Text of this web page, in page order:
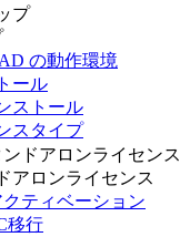
プ
の動作環境
ール
ストール
スタイプ
ンドアロンライセンス
アロンライセンス
クティベーション
移行